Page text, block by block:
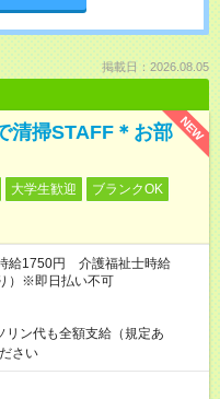
掲載日：2026.08.05
NEW
清掃STAFF＊お部
大学生歓迎
ブランクOK
給1750円 介護福祉士時給
）※即日払い不可
ン代も全額支給（規定あ
さい